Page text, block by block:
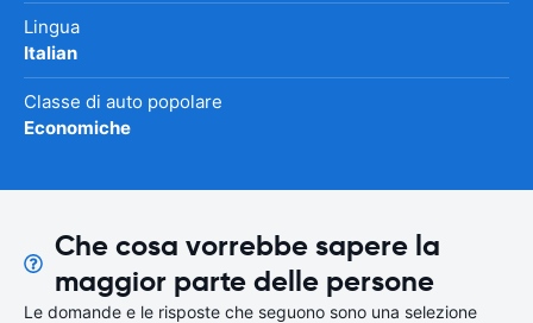
Lingua
Italian
Classe di auto popolare
Economiche
Che cosa vorrebbe sapere la
maggior parte delle persone
Le domande e le risposte che seguono sono una selezione